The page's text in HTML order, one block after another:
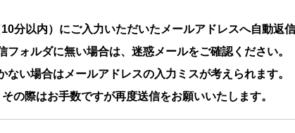
分以内）にご入力いただいたメールアドレスへ自動返信
フォルダに無い場合は、迷惑メールをご確認ください。
ない場合はメールアドレスの入力ミスが考えられます。
その際はお手数ですが再度送信をお願いいたします。